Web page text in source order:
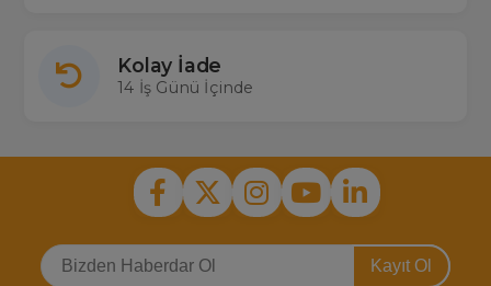
Kolay İade
14 İş Günü İçinde
Kayıt Ol